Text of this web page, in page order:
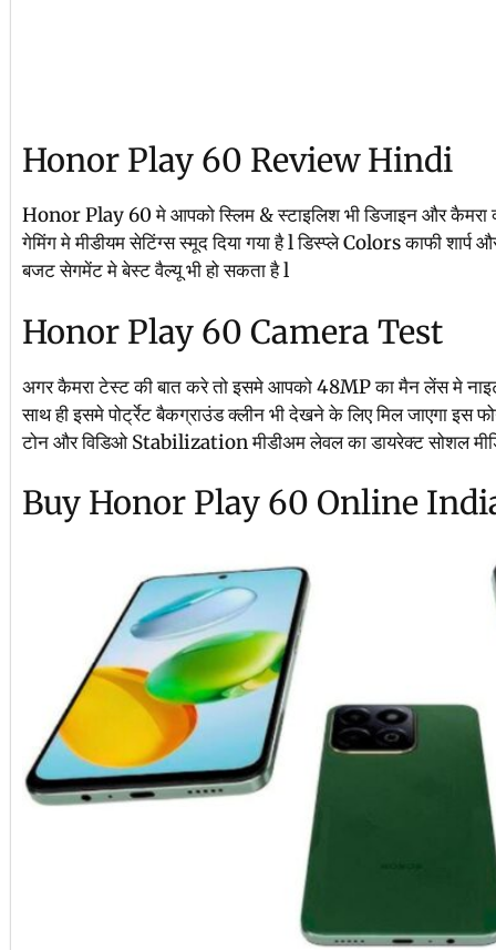
Honor Play 60 Review Hindi
Honor Play 60 मे आपको स्लिम & स्टाइलिश भी डिजाइन और कैमरा
गेमिंग मे मीडीयम सेटिंग्स स्मूद दिया गया है l डिस्प्ले Colors काफी
बजट सेगमेंट मे बेस्ट वैल्यू भी हो सकता है l
Honor Play 60 Camera Test
अगर कैमरा टेस्ट की बात करे तो इसमे आपको 48MP का मैन लेंस मे
साथ ही इसमे पोर्ट्रेट बैकग्राउंड क्लीन भी देखने के लिए मिल जाएगा
टोन और विडिओ Stabilization मीडीअम लेवल का डायरेक्ट सोशल
Buy Honor Play 60 Online